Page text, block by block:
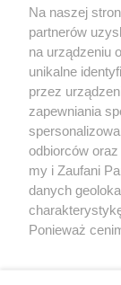
O FIRMIE
REKLAMA
Tcz24
Na naszej
partnerów
na urządzeniu
unikalne
przez
zapewniania
odbiorców
my i Zaufani
danych
Ponieważ